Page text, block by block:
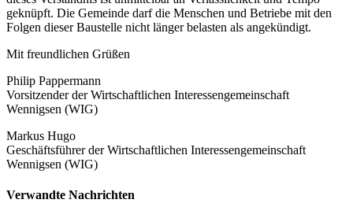
geknüpft. Die Gemeinde darf die Menschen und Betriebe mit den
Folgen dieser Baustelle nicht länger belasten als angekündigt.
Mit freundlichen Grüßen
Philip Pappermann
Vorsitzender der Wirtschaftlichen Interessengemeinschaft
Wennigsen (WIG)
Markus Hugo
Geschäftsführer der Wirtschaftlichen Interessengemeinschaft
Wennigsen (WIG)
Verwandte Nachrichten